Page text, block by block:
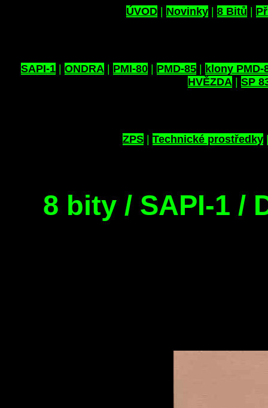
ÚVOD| Novinky| 8 Bitů
SAPI-1| ONDRA| PMI-80| PMD-85|
klony PMD-
HVĚZDA| SP
ZPS Technické prostředky
8 bity / SAPI-1 /